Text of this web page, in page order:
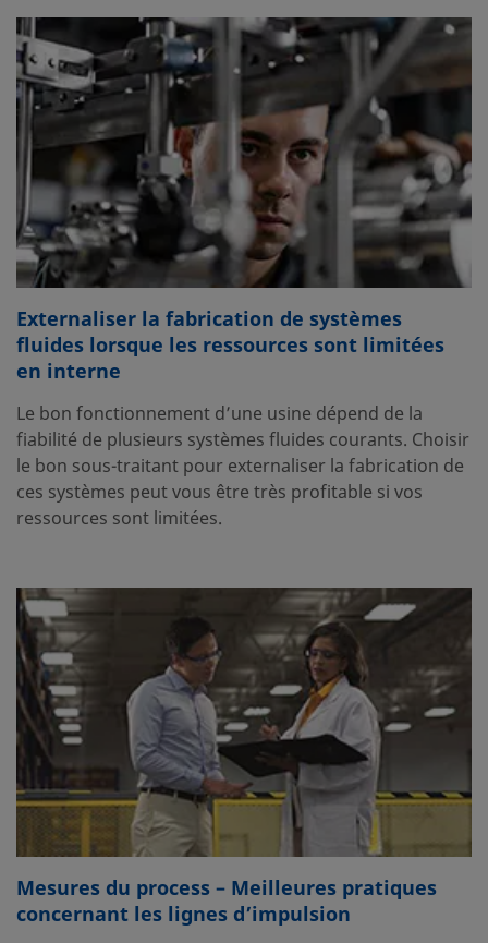
Externaliser la fabrication de systèmes
fluides lorsque les ressources sont limitées
en interne
Le bon fonctionnement d’une usine dépend de la
fiabilité de plusieurs systèmes fluides courants. Choisir
le bon sous-traitant pour externaliser la fabrication de
ces systèmes peut vous être très profitable si vos
ressources sont limitées.
Mesures du process – Meilleures pratiques
concernant les lignes d’impulsion